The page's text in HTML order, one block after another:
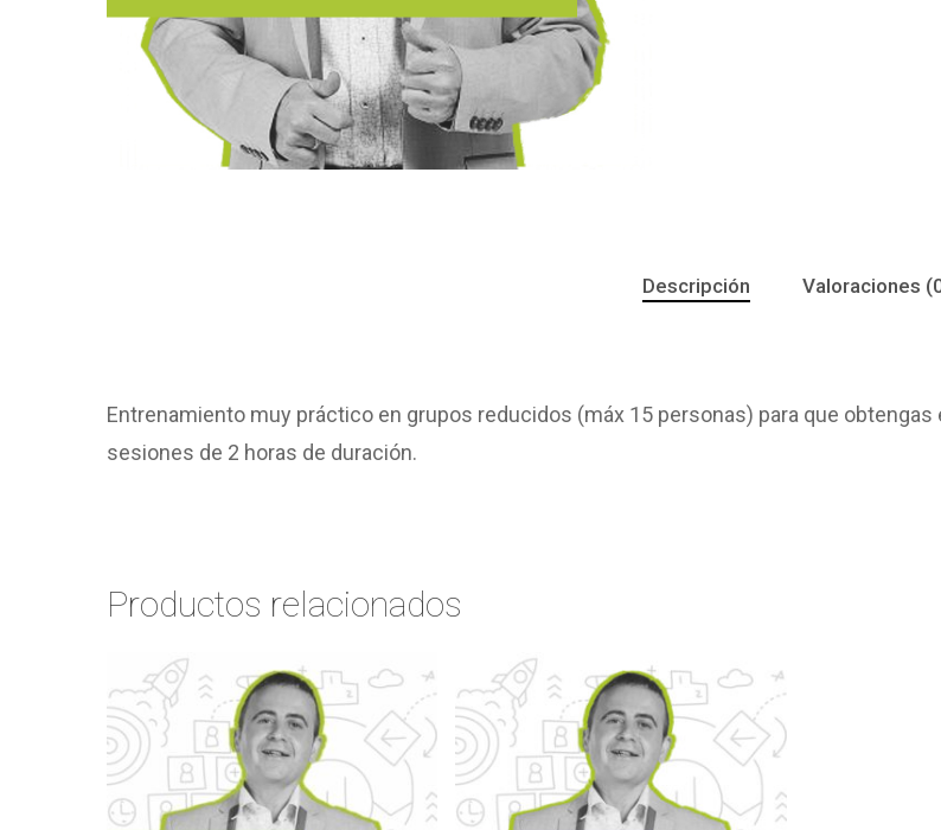
Descripción Valoraciones
Entrenamiento muy práctico en grupos reducidos (máx 15 personas) para que
sesiones de 2 horas de duración.
Productos relacionados